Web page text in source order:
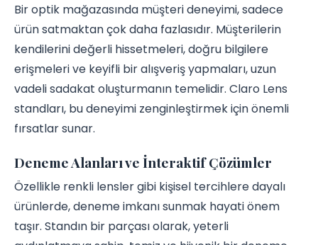
Bir optik mağazasında müşteri deneyimi, sadece
ürün satmaktan çok daha fazlasıdır. Müşterilerin
kendilerini değerli hissetmeleri, doğru bilgilere
erişmeleri ve keyifli bir alışveriş yapmaları, uzun
vadeli sadakat oluşturmanın temelidir. Claro Lens
standları, bu deneyimi zenginleştirmek için önemli
fırsatlar sunar.
Deneme Alanları ve İnteraktif Çözümler
Özellikle renkli lensler gibi kişisel tercihlere dayalı
ürünlerde, deneme imkanı sunmak hayati önem
taşır. Standın bir parçası olarak, yeterli